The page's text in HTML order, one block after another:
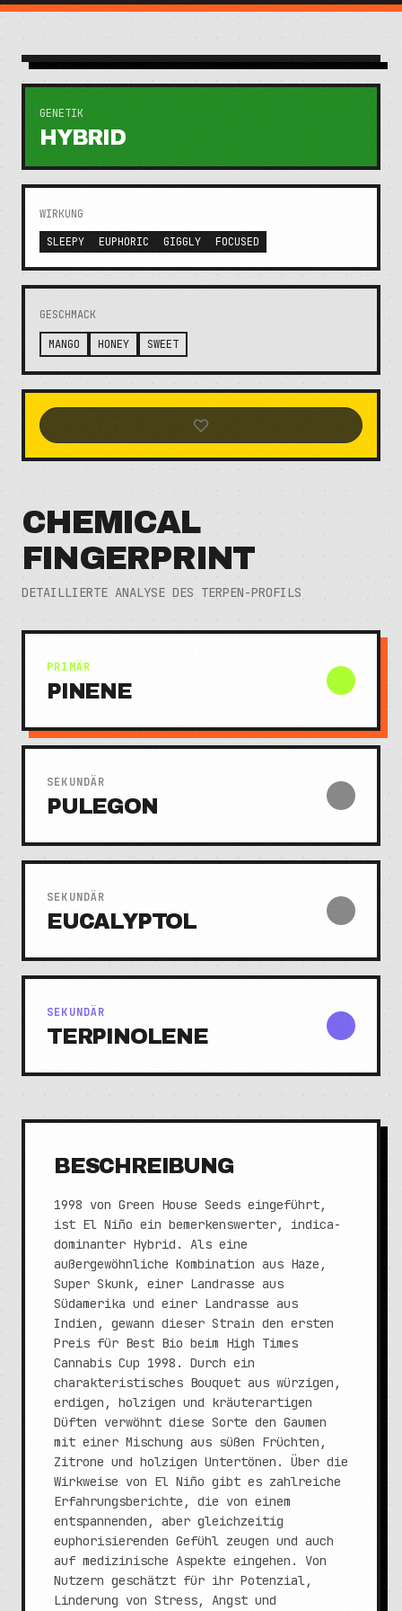
GENETIK
HYBRID
WIRKUNG
SLEEPY
EUPHORIC GIGGLY FOCUSED
GESCHMACK
MANGO HONEY SWEET
CHEMICAL
FINGERPRINT
DETAILLIERTE ANALYSE DES TERPEN-PROFILS
PRIMÄR
PINENE
SEKUNDÄR
PULEGON
SEKUNDÄR
EUCALYPTOL
SEKUNDÄR
TERPINOLENE
BESCHREIBUNG
1998 von Green House Seeds eingeführt,
ist El Niño ein bemerkenswerter, indica-
dominanter Hybrid. Als eine
außergewöhnliche Kombination aus Haze,
Super Skunk, einer Landrasse aus
Südamerika und einer Landrasse aus
Indien, gewann dieser Strain den ersten
Preis für Best Bio beim High Times
Cannabis Cup 1998. Durch ein
charakteristisches Bouquet aus würzigen,
erdigen, holzigen und kräuterartigen
Düften verwöhnt diese Sorte den Gaumen
mit einer Mischung aus süßen Früchten,
Zitrone und holzigen Untertönen. Über die
Wirkweise von El Niño gibt es zahlreiche
Erfahrungsberichte, die von einem
entspannenden, aber gleichzeitig
euphorisierenden Gefühl zeugen und auch
auf medizinische Aspekte eingehen. Von
Nutzern geschätzt für ihr Potenzial,
Linderung von Stress, Angst und